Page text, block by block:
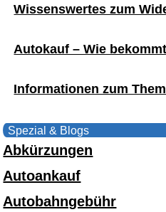
Wissenswertes zum
Autokauf – Wie
Informationen zum
Spezial & Blogs
Abkürzungen
Autoankauf
Autobahngebühr